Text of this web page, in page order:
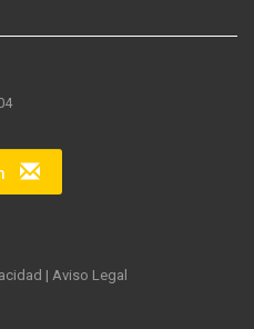
| Aviso Legal